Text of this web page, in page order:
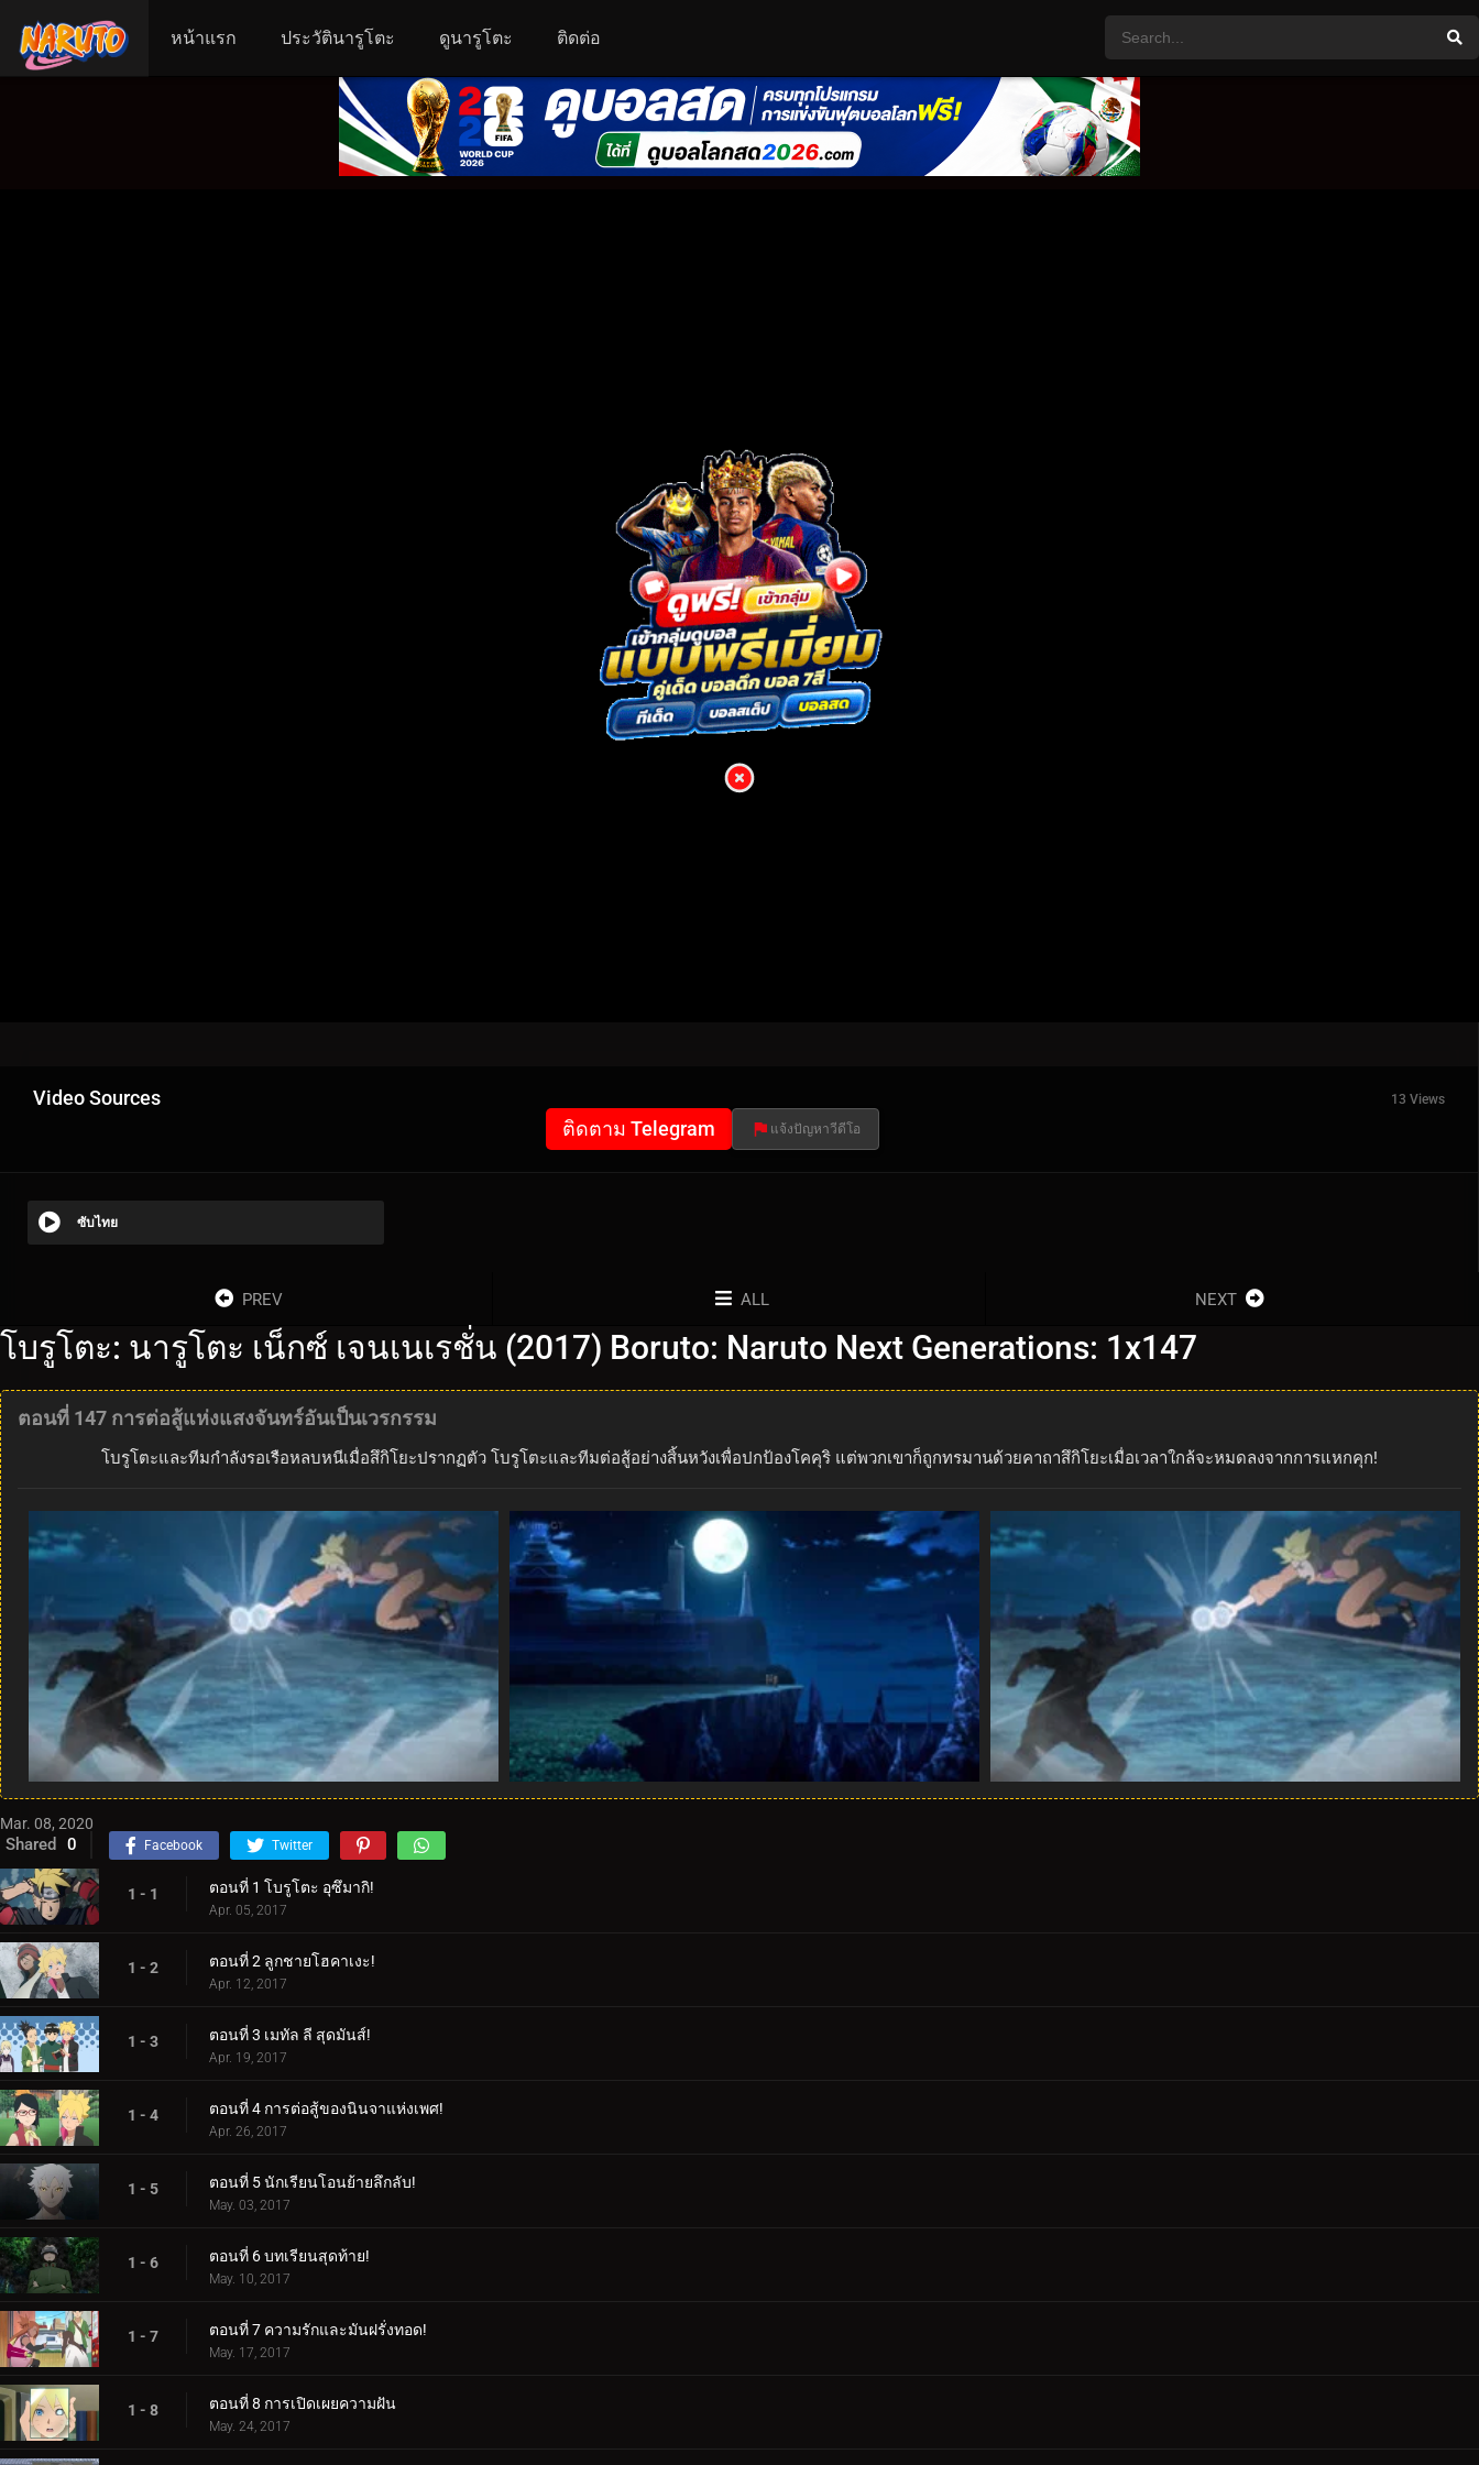
หน้าแรก ประวัตินารูโตะ ดูนารูโตะ ติดต่อ
Video Sources 13 Views
ติดตาม Telegram แจ้งปัญหาวีดีโอ
ซับไทย
PREV ALL NEXT
โบรูโตะ: นารูโตะ เน็กซ์ เจนเนเรชั่น (2017) Boruto: Naruto Next Generations: 1x147
ตอนที่ 147 การต่อสู้แห่งแสงจันทร์อันเป็นเวรกรรม
โบรูโตะและทีมกำลังรอเรือหลบหนีเมื่อสึกิโยะปรากฏตัว โบรูโตะและทีมต่อสู้อย่างสิ้นหวังเพื่อปกป้องโคคุริ แต่พวกเขาก็ถูกทรมานด้วยคาถาสึกิโยะเมื่อเวลาใกล้จะหมดลงจากการแหกคุก!
Mar. 08, 2020
Shared 0 Facebook Twitter
1 - 1 ตอนที่ 1 โบรูโตะ อุซึมากิ!
Apr. 05, 2017
1 - 2 ตอนที่ 2 ลูกชายโฮคาเงะ!
Apr. 12, 2017
1 - 3 ตอนที่ 3 เมทัล ลี สุดมันส์!
Apr. 19, 2017
1 - 4 ตอนที่ 4 การต่อสู้ของนินจาแห่งเพศ!
Apr. 26, 2017
1 - 5 ตอนที่ 5 นักเรียนโอนย้ายลึกลับ!
May. 03, 2017
1 - 6 ตอนที่ 6 บทเรียนสุดท้าย!
May. 10, 2017
1 - 7 ตอนที่ 7 ความรักและมันฝรั่งทอด!
May. 17, 2017
1 - 8 ตอนที่ 8 การเปิดเผยความฝัน
May. 24, 2017